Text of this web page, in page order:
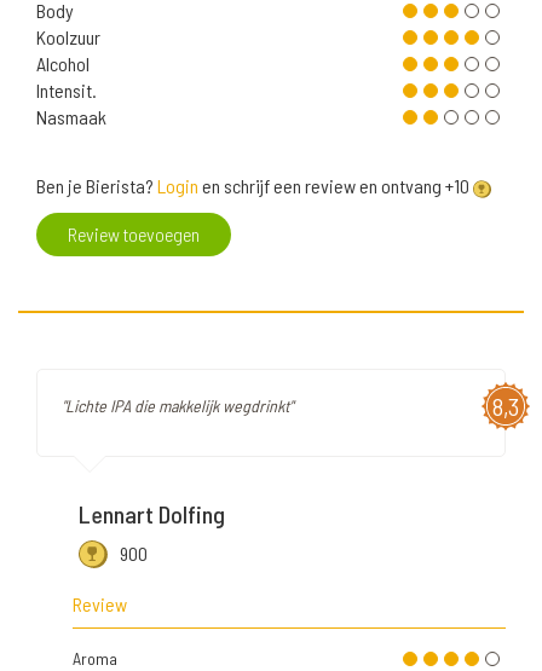
Body
Koolzuur
Alcohol
Intensit.
Nasmaak
Ben je Bierista? Login en schrijf een review en ontvang +10
Review toevoegen
8,3
"Lichte IPA die makkelijk wegdrinkt"
Lennart Dolfing
900
Review
Aroma